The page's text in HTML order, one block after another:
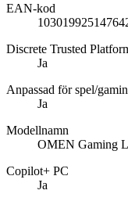
EAN-kod
Discrete Trusted
Ja
Anpassad för spel/
Ja
Modellnamn
OMEN Gaming
Copilot+ PC
Ja